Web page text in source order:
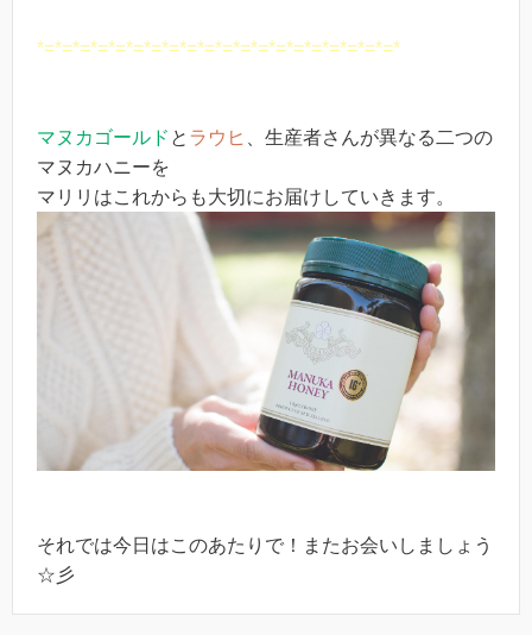
*=*=*=*=*=*=*=*=*=*=*=*=*=*=*=*=*=*=*=*=*
マヌカゴールド と ラウヒ
、生産者さんが異なる二つの
マヌカハニーを
マリリはこれからも大切にお届けしていきます。
それでは今日はこのあたりで！またお会いしましょう
☆彡